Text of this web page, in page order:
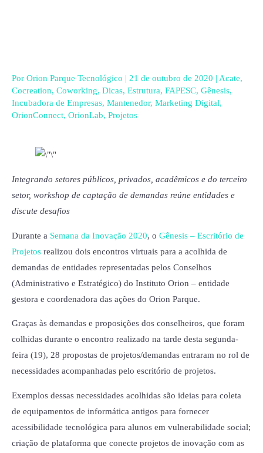
Por Orion Parque Tecnológico | 21 de outubro de 2020 | Acate,
Cocreation, Coworking, Dicas, Estrutura, FAPESC, Gênesis,
Incubadora de Empresas, Mantenedor, Marketing Digital,
OrionConnect, OrionLab, Projetos
Integrando setores públicos, privados, acadêmicos e do terceiro
setor, workshop de captação de demandas reúne entidades e
discute desafios
Durante a Semana da Inovação 2020, o Gênesis – Escritório de
Projetos realizou dois encontros virtuais para a acolhida de
demandas de entidades representadas pelos Conselhos
(Administrativo e Estratégico) do Instituto Orion – entidade
gestora e coordenadora das ações do Orion Parque.
Graças às demandas e proposições dos conselheiros, que foram
colhidas durante o encontro realizado na tarde desta segunda-
feira (19), 28 propostas de projetos/demandas entraram no rol de
necessidades acompanhadas pelo escritório de projetos.
Exemplos dessas necessidades acolhidas são ideias para coleta
de equipamentos de informática antigos para fornecer
acessibilidade tecnológica para alunos em vulnerabilidade social;
criação de plataforma que conecte projetos de inovação com as